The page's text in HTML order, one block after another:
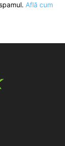
Află cum